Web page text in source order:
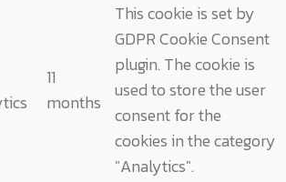
11
months
This cookie is set by
GDPR Cookie Consent
plugin. The cookie is
used to store the user
consent for the
cookies in the category
"Analytics".